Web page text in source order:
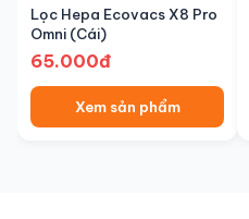
Lọc Hepa Ecovacs X8 Pro
Omni (Cái)
65.000đ
Xem sản phẩm